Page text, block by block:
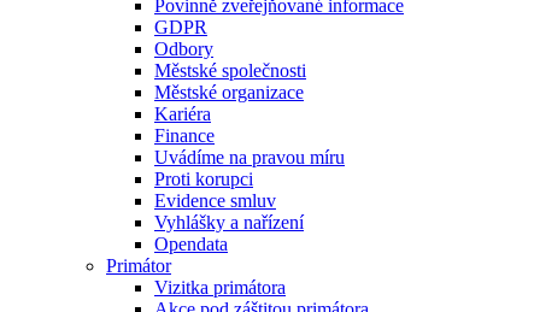
Povinně zveřejňované informace
GDPR
Odbory
Městské společnosti
Městské organizace
Kariéra
Finance
Uvádíme na pravou míru
Proti korupci
Evidence smluv
Vyhlášky a nařízení
Opendata
Primátor
Vizitka primátora